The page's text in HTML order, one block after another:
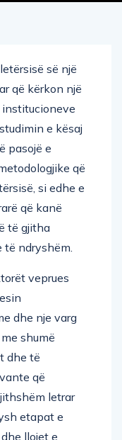
së një
që kërkon një
e kësaj
pasojë e
që
si edhe e
që kanë
të gjitha
ndryshëm.
veprues
dhe nje varg
shumë
dhe të
që
letrar
etapat e
llojet e